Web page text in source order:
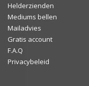
Helderzienden
Mediums bellen
Mailadvies
Gratis account
F.A.Q
Privacybeleid